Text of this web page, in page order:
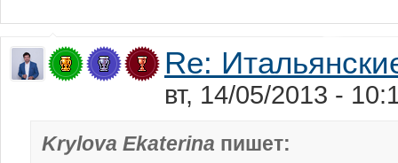
Re:
вт, 14/05/2013 -
Krylova Ekaterina пишет: